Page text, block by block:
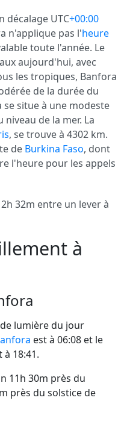
décalage UTC+00:00
n'applique pas l'heure
toute l'année. Le
aujourd'hui, avec
les tropiques, Banfora
de la durée du
situe à une modeste
de la mer. La
, se trouve à 4302 km.
de Burkina Faso, dont
l'heure pour les appels
32m entre un lever à
à
lumière du jour
est à 06:08 et le
à 18:41.
11h 30m près du
près du solstice de